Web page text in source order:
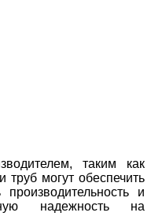
таким как
труб могут обеспечить
и
надежность на